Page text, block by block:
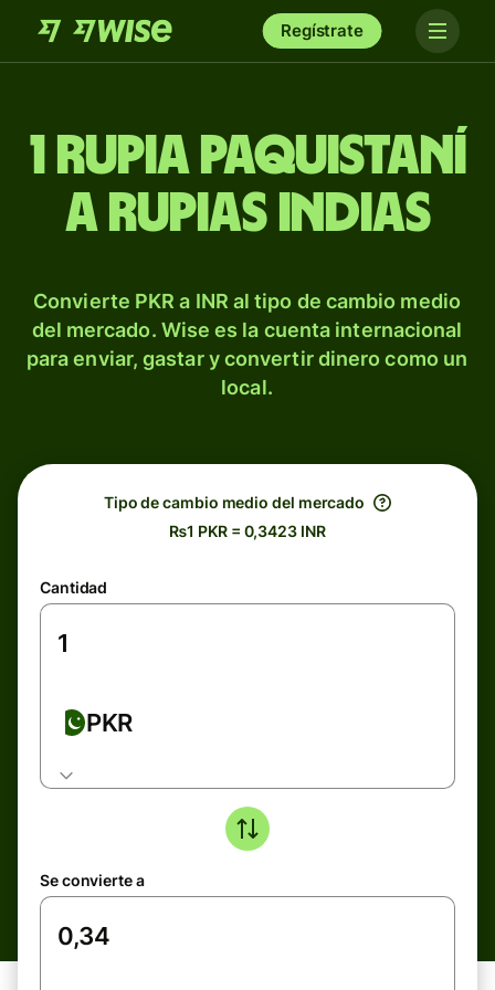
Regístrate
1 rupia paquistaní
a rupias indias
Convierte PKR a INR al tipo de cambio medio
del mercado. Wise es la cuenta internacional
para enviar, gastar y convertir dinero como un
local.
Tipo de cambio medio del mercado
₨1 PKR = 0,3423 INR
Cantidad
PKR
Se convierte a